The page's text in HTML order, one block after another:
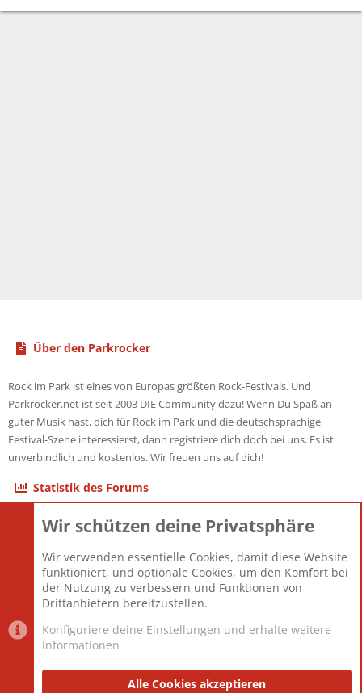
Über den Parkrocker
Rock im Park ist eines von Europas größten Rock-Festivals. Und
Parkrocker.net ist seit 2003 DIE Community dazu! Wenn Du Spaß an
guter Musik hast, dich für Rock im Park und die deutschsprachige
Festival-Szene interessierst, dann registriere dich doch bei uns. Es ist
unverbindlich und kostenlos. Wir freuen uns auf dich!
Statistik des Forums
Themen
Mitglieder
12.427
Neuestes Mitglied
Berlin
Datenschutzerklärung Impressum
Wir schützen deine Privatsphäre
Wir verwenden essentielle Cookies, damit diese Website
funktioniert, und optionale Cookies, um den Komfort bei
der Nutzung zu verbessern und Funktionen von
Drittanbietern bereitzustellen.
Konfiguriere deine Einstellungen und erhalte weitere
Informationen
Alle Cookies akzeptieren